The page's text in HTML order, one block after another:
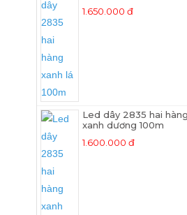
1.650.000 đ
Led dây 2835 hai
xanh dương 100m
1.600.000 đ